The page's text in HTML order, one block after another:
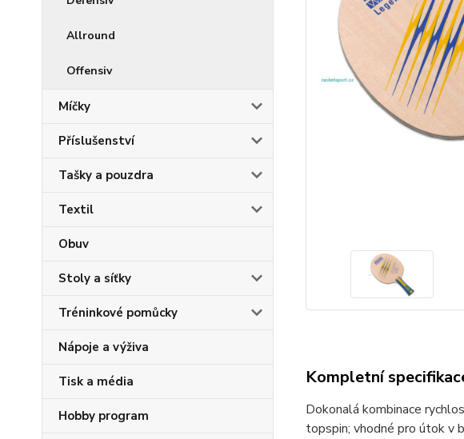
Allround
Offensiv
Míčky
Příslušenství
Tašky a pouzdra
Textil
Obuv
Stoly a síťky
Tréninkové pomůcky
Nápoje a výživa
Tisk a média
Hobby program
Kompletní
Dokonalá kombinace
topspin; vhodné pro útok v